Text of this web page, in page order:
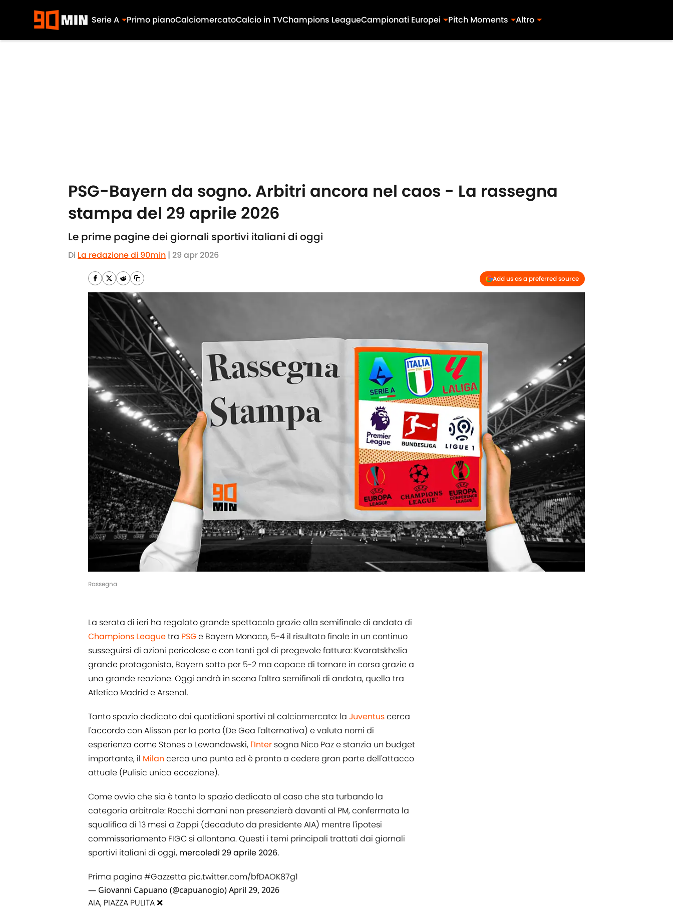
Serie A Primo pianoCalciomercatoCalcio in TVChampions LeagueCampionati Europei Pitch Moments Altro
PSG-Bayern da sogno. Arbitri ancora nel caos - La rassegna
stampa del 29 aprile 2026
Le prime pagine dei giornali sportivi italiani di oggi
Di La redazione di 90min | 29 apr 2026
Add us as a preferred source
Rassegna
La serata di ieri ha regalato grande spettacolo grazie alla semifinale di andata di
Champions Leaguetra PSGe Bayern Monaco, 5-4 il risultato finale in un continuo
susseguirsi di azioni pericolose e con tanti gol di pregevole fattura: Kvaratskhelia
grande protagonista, Bayern sotto per 5-2 ma capace di tornare in corsa grazie a
una grande reazione. Oggi andrà in scena l'altra semifinali di andata, quella tra
Atletico Madrid e Arsenal.
Tanto spazio dedicato dai quotidiani sportivi al calciomercato: la Juventuscerca
l'accordo con Alisson per la porta (De Gea l'alternativa) e valuta nomi di
esperienza come Stones o Lewandowski, l'Inter sogna Nico Paz e stanzia un budget
importante, il Milan cerca una punta ed è pronto a cedere gran parte dell'attacco
attuale (Pulisic unica eccezione).
Come ovvio che sia è tanto lo spazio dedicato al caso che sta turbando la
categoria arbitrale: Rocchi domani non presenzierà davanti al PM, confermata la
squalifica di 13 mesi a Zappi (decaduto da presidente AIA) mentre l'ipotesi
commissariamento FIGC si allontana. Questi i temi principali trattati dai giornali
sportivi italiani di oggi, mercoledì 29 aprile 2026.
Prima pagina #Gazzetta pic.twitter.com/bfDAOK87g1
— Giovanni Capuano (@capuanogio)April 29, 2026
AIA, PIAZZA PULITA ❌